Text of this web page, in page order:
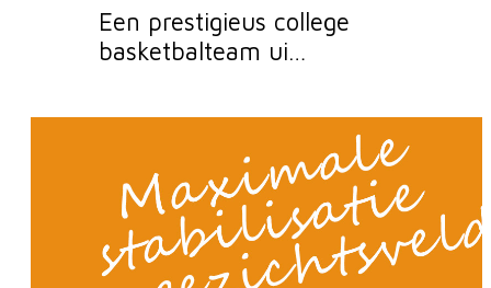
Een prestigieus college
basketbalteam ui…